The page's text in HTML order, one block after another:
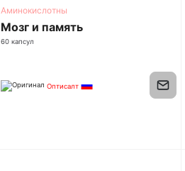
Аминокислотны
Мозг и память
60 капсул
Оптисалт